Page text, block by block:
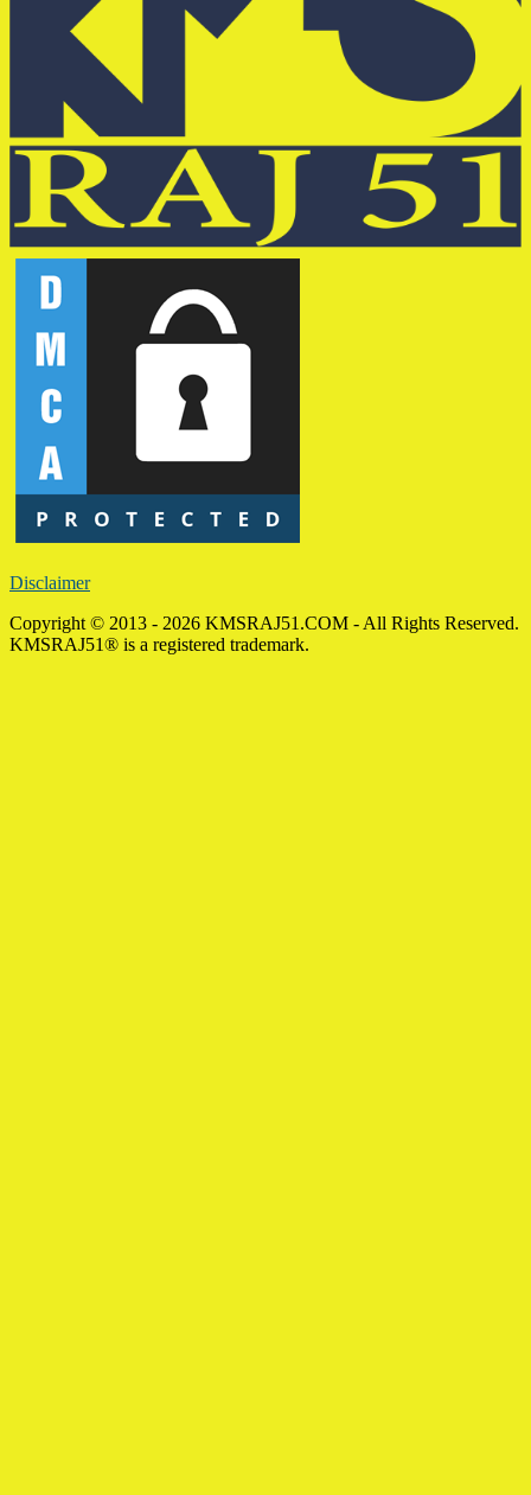
Disclaimer
Copyright © 2013 - 2026 KMSRAJ51.COM - All Rights Reserved.
KMSRAJ51® is a registered trademark.